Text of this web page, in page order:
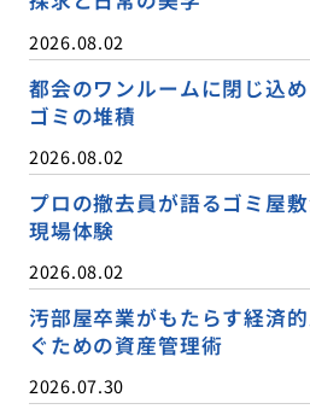
2026.08.02
都会のワンルームに閉じ込
ゴミの堆積
2026.08.02
プロの撤去員が語るゴミ屋
現場体験
2026.08.02
汚部屋卒業がもたらす経済
ぐための資産管理術
2026.07.30